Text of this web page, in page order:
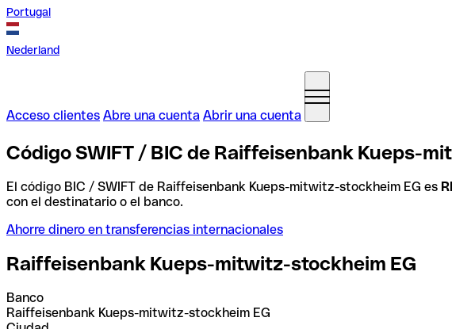
Portugal
Nederland
Acceso clientes Abre una cuenta Abrir una cuenta
Código SWIFT / BIC de Raiffeisenbank Kueps-
El código BIC / SWIFT de Raiffeisenbank Kueps-mitwitz-stockheim EG es
con el destinatario o el banco.
Ahorre dinero en transferencias internacionales
Raiffeisenbank Kueps-mitwitz-stockheim EG
Banco
Raiffeisenbank Kueps-mitwitz-stockheim EG